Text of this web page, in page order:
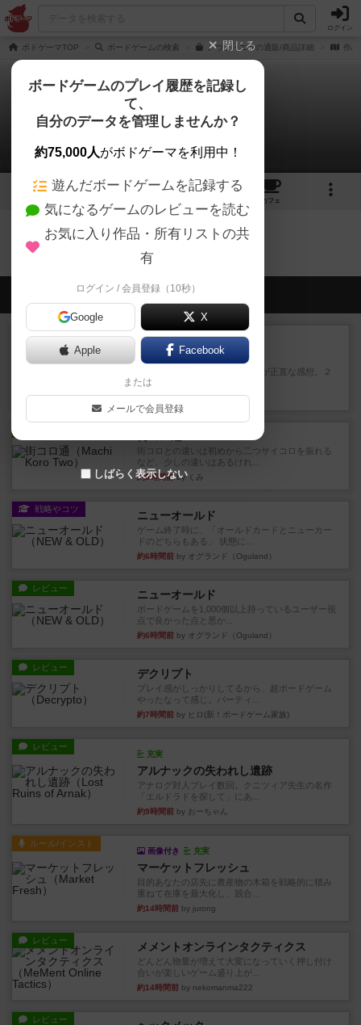
ログイン
ボドゲーマTOP ボードゲームの検索 ノヴァ・エラの通販/商品詳細 作品
ノヴァ・エラ
0件のリプレイ日記
1 5
カフェ
ノヴァ・エラのトップに戻る
会員の新しい投稿
レビュー
ウイングスパン
期待値を上げすぎた、というのが正直な感想。２
人で何度かプレイ。ここでも...
6分前by S
街コロとの違いは初めから二つサイコロを振れる
など、少しの違いはあるけれ...
約5時間前by くみ
戦略やコツ ニューオールド
ゲーム終了時に、「オールドカードとニューカー
ドのどちらもある」 状態に...
約6時間前 by オグランド（Oguland）
レビュー ニューオールド
ボードゲームを1,000個以上持っているユーザー視
点で良かった点と悪か...
約6時間前 by オグランド（Oguland）
レビュー デクリプト
プレイ感がしっかりしてるから、超ボードゲーム
やったなって感じ。パーティ...
約7時間前 by ヒロ(新！ボードゲーム家族)
レビュー
充実
アルナックの失われし遺跡
アナログ対人プレイ数回。クニツィア先生の名作
「エルドラドを探して」にあ...
約9時間前 by おーちゃん
ルール/インスト
画像付き 充実
マーケットフレッシュ
目的あなたの店先に農産物の木箱を戦略的に積み
重ねて在庫を最大化し、競合...
約14時間前 by jurong
レビュー メメントオンラインタクティクス
どんどん物量が増えて大変になっていく押し付け
合いが楽しいゲーム盛り上が...
約14時間前 by nekomanma222
レビュー
閉じる
ボードゲームのプレイ履歴を記録し
て、
自分のデータを管理しませんか？
約75,000人がボドゲーマを利用中！
遊んだボードゲームを記録する
気になるゲームのレビューを読む
お気に入り作品・所有リストの共
有
ログイン / 会員登録（10秒）
Google X
Apple Facebook
または
メールで会員登録
しばらく表示しない